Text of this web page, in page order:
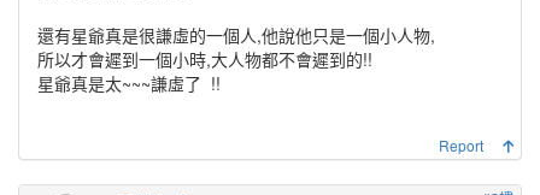
還有星爺真是很謙虛的一個人,他說他只是一個小人物,
所以才會遲到一個小時,大人物都不會遲到的!!
星爺真是太~~~謙虛了 !!
Report